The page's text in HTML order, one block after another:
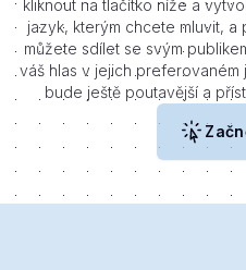
kliknout na tlačítko níže a
jazyk, kterým chcete mluvit,
můžete sdílet se svým
váš hlas v jejich
bude ještě poutavější a